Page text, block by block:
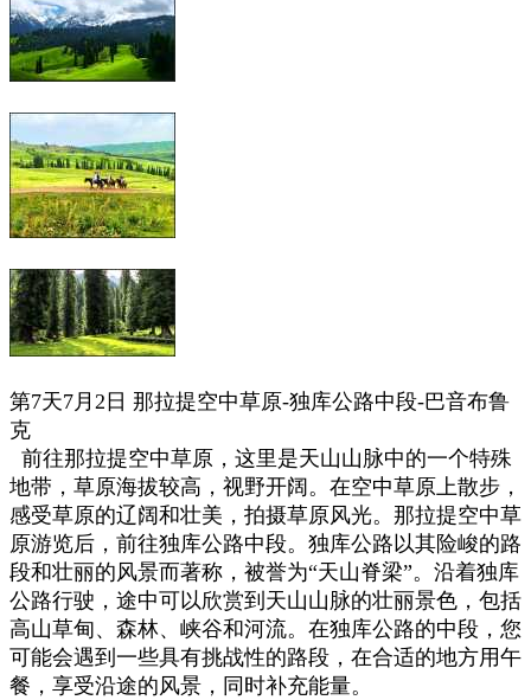
第7天7月2日 那拉提空中草原-独库公路中段-巴音布鲁
克
前往那拉提空中草原，这里是天山山脉中的一个特殊
地带，草原海拔较高，视野开阔。在空中草原上散步，
感受草原的辽阔和壮美，拍摄草原风光。 那拉提空中草
原游览后， 前往独库公路中段。独库公路以其险峻的路
段和壮丽的风景而著称，被誉为“天山脊梁”。 沿着独库
公路行驶，途中可以欣赏到天山山脉的壮丽景色，包括
高山草甸、森林、峡谷和河流。 在独库公路的中段，您
可能会遇到一些具有挑战性的路段， 在合适的地方用午
餐，享受沿途的风景，同时补充能量。